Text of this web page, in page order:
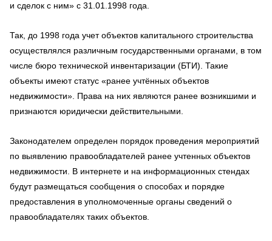
и сделок с ним» с 31.01.1998 года.
Так, до 1998 года учет объектов капитального строительства
осуществлялся различным государственными органами, в том
числе бюро технической инвентаризации (БТИ). Такие
объекты имеют статус «ранее учтённых объектов
недвижимости». Права на них являются ранее возникшими и
признаются юридически действительными.
Законодателем определен порядок проведения мероприятий
по выявлению правообладателей ранее учтенных объектов
недвижимости. В интернете и на информационных стендах
будут размещаться сообщения о способах и порядке
предоставления в уполномоченные органы сведений о
правообладателях таких объектов.